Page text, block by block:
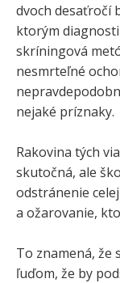
dvoch desaťročí
ktorým
skríningová
nesmrteľné
nejaké príznaky.
Rakovina tých
skutočná, ale
odstránenie
a ožarovanie,
To znamená, že
ľuďom, že by